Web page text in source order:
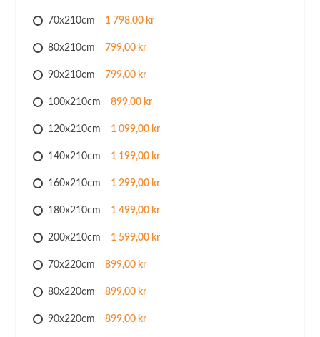
70x210cm 1 798,00 kr
80x210cm 799,00 kr
90x210cm 799,00 kr
100x210cm 899,00 kr
120x210cm 1 099,00 kr
140x210cm 1 199,00 kr
160x210cm 1 299,00 kr
180x210cm 1 499,00 kr
200x210cm 1 599,00 kr
70x220cm 899,00 kr
80x220cm 899,00 kr
90x220cm 899,00 kr